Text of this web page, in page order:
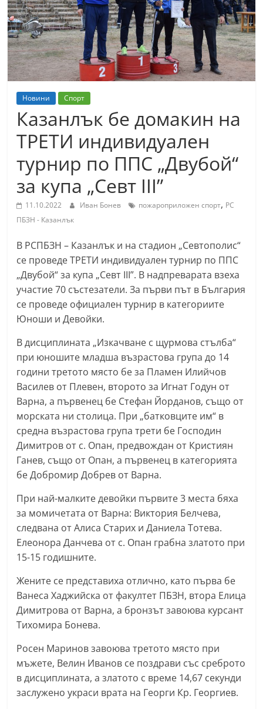
т
К
а
з
а
н
ъ
и
о
б
л
а
с
т
С
т
а
р
а
З
а
г
о
р
–
k
z
a
n
l
k
i
f
o
Новини Спорт
Казанлък бе домакин на
ТРЕТИ индивидуален
турнир по ППС „Двубой“
за купа „Севт III”
11.10.2022 Иван Бонев пожароприложен спорт, РС
ПБЗН - Казанлък
В РСПБЗН – Казанлък и на стадион „Севтополис“
се проведе ТРЕТИ индивидуален турнир по ППС
„Двубой“ за купа „Севт III”. В надпреварата взеха
участие 70 състезатели. За първи път в България
се проведе официален турнир в категориите
Юноши и Девойки.
В дисциплината „Изкачване с щурмова стълба“
при юношите младша възрастова група до 14
години третото място бе за Пламен Илийчов
Василев от Плевен, второто за Игнат Годун от
Варна, а първенец бе Стефан Йорданов, също от
морската ни столица. При „батковците им“ в
средна възрастова група трети бе Господин
Димитров от с. Опан, предвождан от Кристиян
Ганев, също от Опан, а първенец в категорията
бе Добромир Добрев от Варна.
При най-малките девойки първите 3 места бяха
за момичетата от Варна: Виктория Белчева,
следвана от Алиса Старих и Даниела Тотева.
Елеонора Данчева от с. Опан грабна златото при
15-15 годишните.
Жените се представиха отлично, като първа бе
Ванеса Хаджийска от факултет ПБЗН, втора Елица
Димитрова от Варна, а бронзът завоюва курсант
Тихомира Бонева.
Росен Маринов завоюва третото място при
мъжете, Велин Иванов се поздрави със среброто
в дисциплината, а златото с време 14,67 секунди
заслужено украси врата на Георги Кр. Георгиев.